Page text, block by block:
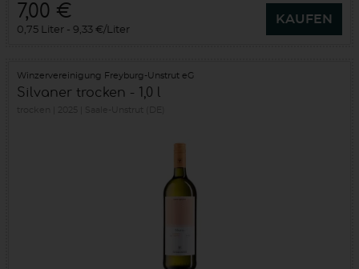
7,00 €
0,75 Liter 9,33 €/Liter
KAUFEN
Winzervereinigung Freyburg-Unstrut eG
Silvaner trocken - 1,0 l